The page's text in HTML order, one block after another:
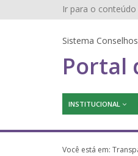
Ir para o conteúdo
Sistema
Portal
INSTITUCIONAL
Você está em: